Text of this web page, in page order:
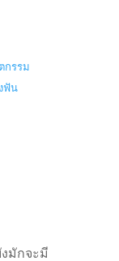
กรรม
ฟัน
มักจะมี